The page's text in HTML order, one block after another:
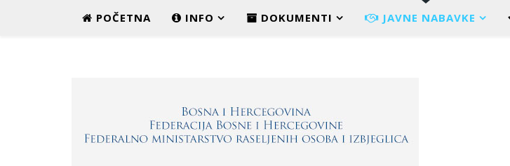
POČETNA INFO DOKUMENTI JAVNE NABAVKE